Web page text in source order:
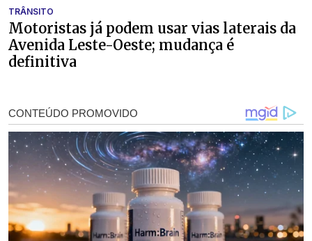
TRÂNSITO
Motoristas já podem usar vias laterais da
Avenida Leste-Oeste; mudança é
definitiva